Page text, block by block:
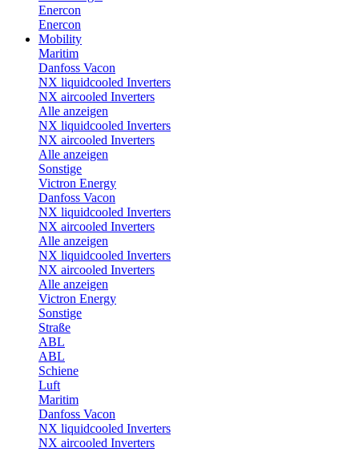
Enercon
Enercon
Mobility
Maritim
Danfoss Vacon
NX liquidcooled Inverters
NX aircooled Inverters
Alle anzeigen
NX liquidcooled Inverters
NX aircooled Inverters
Alle anzeigen
Sonstige
Victron Energy
Danfoss Vacon
NX liquidcooled Inverters
NX aircooled Inverters
Alle anzeigen
NX liquidcooled Inverters
NX aircooled Inverters
Alle anzeigen
Victron Energy
Sonstige
Straße
ABL
ABL
Schiene
Luft
Maritim
Danfoss Vacon
NX liquidcooled Inverters
NX aircooled Inverters